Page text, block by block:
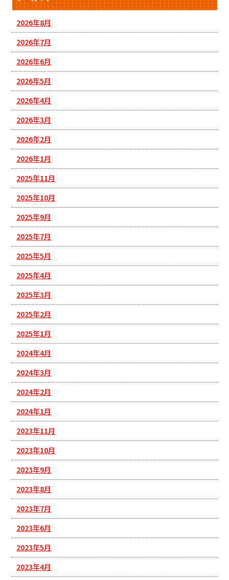
2026年8月
2026年7月
2026年6月
2026年5月
2026年4月
2026年3月
2026年2月
2026年1月
2025年11月
2025年10月
2025年9月
2025年7月
2025年5月
2025年4月
2025年3月
2025年2月
2025年1月
2024年4月
2024年3月
2024年2月
2024年1月
2023年11月
2023年10月
2023年9月
2023年8月
2023年7月
2023年6月
2023年5月
2023年4月